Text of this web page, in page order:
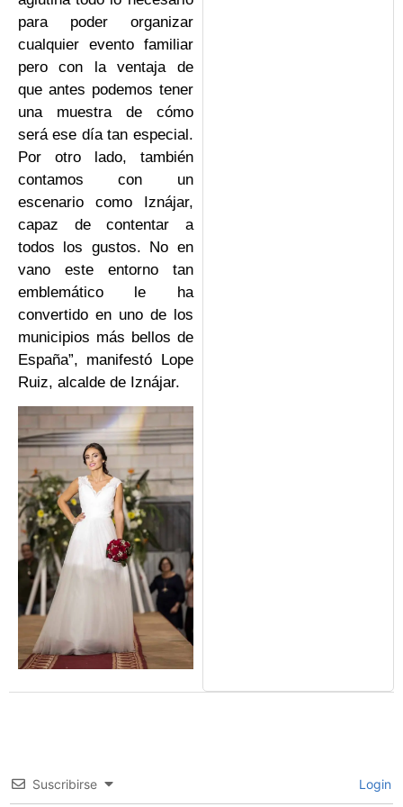
para poder organizar
cualquier evento familiar
pero con la ventaja de
que antes podemos tener
una muestra de cómo
será ese día tan especial.
Por otro lado, también
contamos con un
escenario como Iznájar,
capaz de contentar a
todos los gustos. No en
vano este entorno tan
emblemático le ha
convertido en uno de los
municipios más bellos de
España”, manifestó Lope
Ruiz, alcalde de Iznájar.
Suscribirse Login